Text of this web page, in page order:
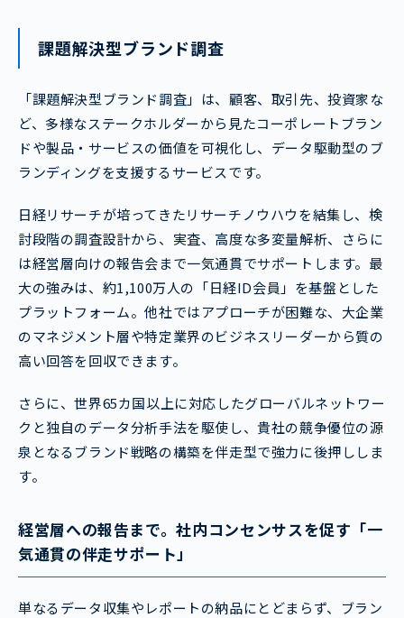
課題解決型ブランド調査
「課題解決型ブランド調査」は、顧客、取引先、投資家な
ど、多様なステークホルダーから見たコーポレートブラン
ドや製品・サービスの価値を可視化し、データ駆動型のブ
ランディングを支援するサービスです。
日経リサーチが培ってきたリサーチノウハウを結集し、検
討段階の調査設計から、実査、高度な多変量解析、さらに
は経営層向けの報告会まで一気通貫でサポートします。最
大の強みは、約1,100万人の「日経ID会員」を基盤とした
プラットフォーム。他社ではアプローチが困難な、大企業
のマネジメント層や特定業界のビジネスリーダーから質の
高い回答を回収できます。
さらに、世界65カ国以上に対応したグローバルネットワー
クと独自のデータ分析手法を駆使し、貴社の競争優位の源
泉となるブランド戦略の構築を伴走型で強力に後押ししま
す。
経営層への報告まで。社内コンセンサスを促す「一
気通貫の伴走サポート」
単なるデータ収集やレポートの納品にとどまらず、ブラン